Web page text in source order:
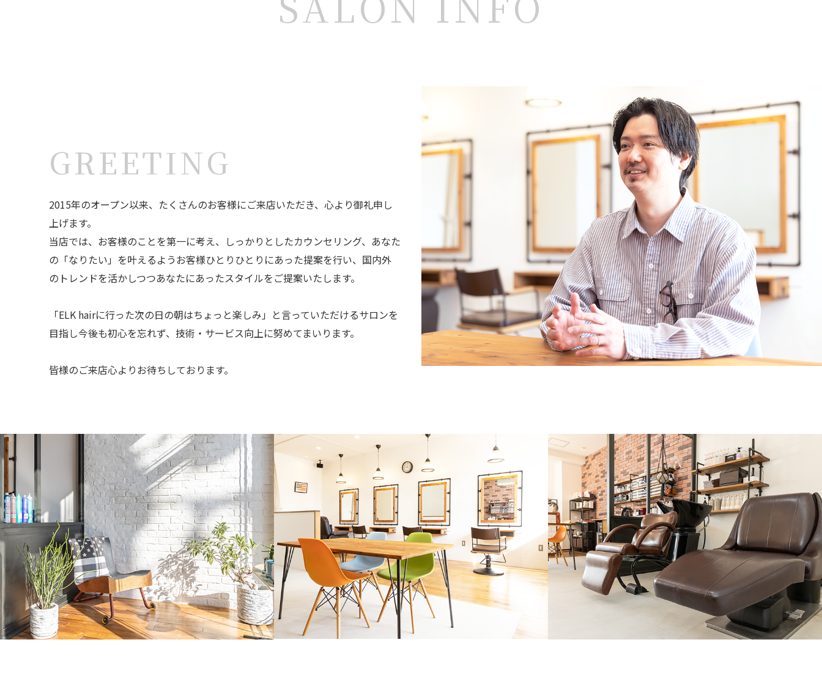
GREETING
2015年のオープン以来、たくさんのお客様にご来店いただき、心より御礼申し
上げます。
当店では、お客様のことを第一に考え、しっかりとしたカウンセリング、あなた
の「なりたい」を叶えるようお客様ひとりひとりにあった提案を行い、国内外
のトレンドを活かしつつあなたにあったスタイルをご提案いたします。
「ELK hairに行った次の日の朝はちょっと楽しみ」と言っていただけるサロンを
目指し今後も初心を忘れず、技術・サービス向上に努めてまいります。
皆様のご来店心よりお待ちしております。